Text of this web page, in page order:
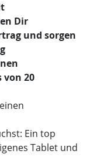
Dir
und sorgen
von 20
Ein top
Tablet und